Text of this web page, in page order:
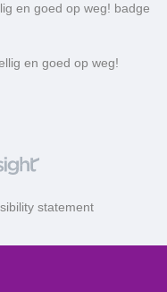
en goed op weg! badge
en goed op weg!
statement